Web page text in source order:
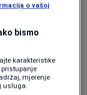
o vašoj
bismo
karakteristike
mjerenje
usluga.